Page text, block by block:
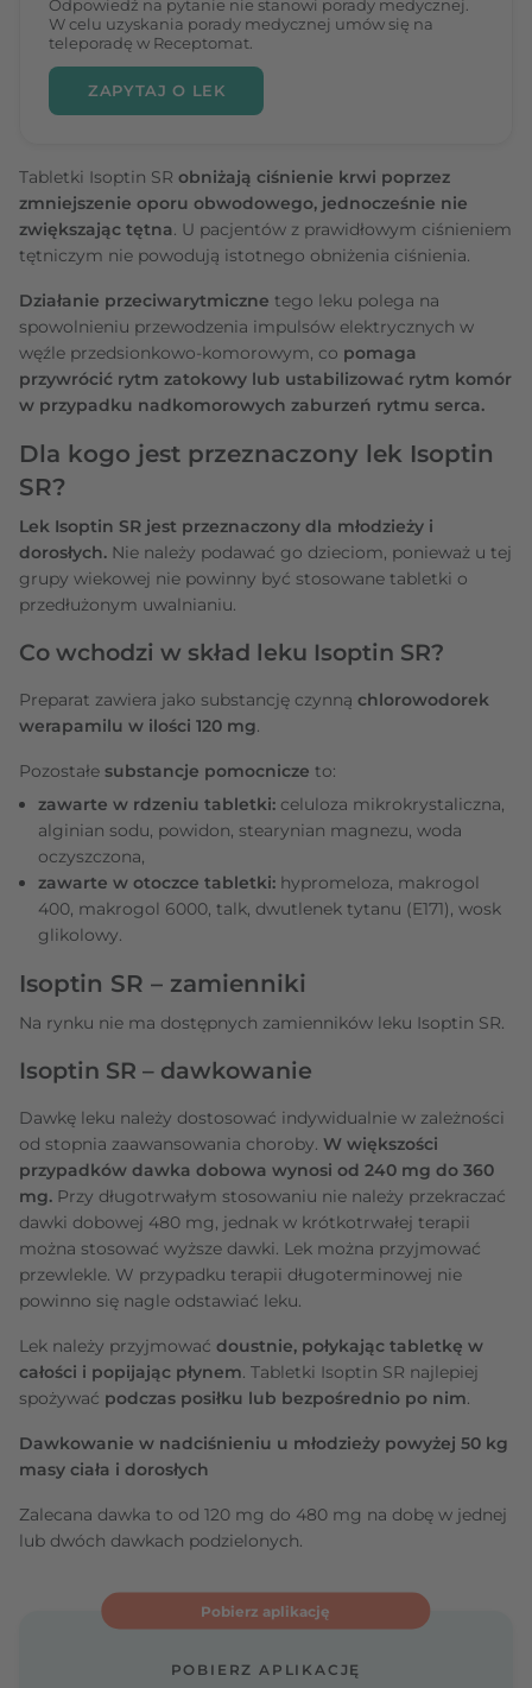
Odpowiedź na pytanie nie stanowi porady medycznej.
W celu uzyskania porady medycznej umów się na
teleporadę w Receptomat.
ZAPYTAJ O LEK
Tabletki Isoptin SR obniżają ciśnienie krwi poprzez
zmniejszenie oporu obwodowego, jednocześnie nie
zwiększając tętna. U pacjentów z prawidłowym ciśnieniem
tętniczym nie powodują istotnego obniżenia ciśnienia.
Działanie przeciwarytmiczne tego leku polega na
spowolnieniu przewodzenia impulsów elektrycznych w
węźle przedsionkowo-komorowym, co pomaga
przywrócić rytm zatokowy lub ustabilizować rytm komór
w przypadku nadkomorowych zaburzeń rytmu serca.
Dla kogo jest przeznaczony lek Isoptin
SR?
Lek Isoptin SR jest przeznaczony dla młodzieży i
dorosłych. Nie należy podawać go dzieciom, ponieważ u tej
grupy wiekowej nie powinny być stosowane tabletki o
przedłużonym uwalnianiu.
Co wchodzi w skład leku Isoptin SR?
Preparat zawiera jako substancję czynną chlorowodorek
werapamilu w ilości 120 mg.
Pozostałe substancje pomocnicze to:
zawarte w rdzeniu tabletki: celuloza mikrokrystaliczna,
alginian sodu, powidon, stearynian magnezu, woda
oczyszczona,
zawarte w otoczce tabletki: hypromeloza, makrogol
400, makrogol 6000, talk, dwutlenek tytanu (E171), wosk
glikolowy.
Isoptin SR – zamienniki
Na rynku nie ma dostępnych zamienników leku Isoptin SR.
Isoptin SR – dawkowanie
Dawkę leku należy dostosować indywidualnie w zależności
od stopnia zaawansowania choroby. W większości
przypadków dawka dobowa wynosi od 240 mg do 360
mg. Przy długotrwałym stosowaniu nie należy przekraczać
dawki dobowej 480 mg, jednak w krótkotrwałej terapii
można stosować wyższe dawki. Lek można przyjmować
przewlekle. W przypadku terapii długoterminowej nie
powinno się nagle odstawiać leku.
Lek należy przyjmować doustnie, połykając tabletkę w
całości i popijając płynem. Tabletki Isoptin SR najlepiej
spożywać podczas posiłku lub bezpośrednio po nim.
Dawkowanie w nadciśnieniu u młodzieży powyżej 50 kg
masy ciała i dorosłych
Zalecana dawka to od 120 mg do 480 mg na dobę w jednej
lub dwóch dawkach podzielonych.
Pobierz aplikację
POBIERZ APLIKACJĘ